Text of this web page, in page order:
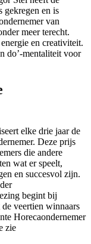
gekregen en is
van
meer terecht.
en creativiteit.
do’-mentaliteit voor
elke drie jaar de
Deze prijs
die andere
wat er speelt,
en succesvol zijn.
begint bij
veertien winnaars
Horecaondernemer
zie